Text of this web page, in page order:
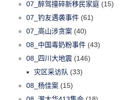
07_醉驾撞碎新移民家庭 (15)
07_钓友遇袭事件 (61)
07_高山涉贪案 (40)
08_中国毒奶粉事件 (43)
08_四川大地震 (146)
灾区采访队 (33)
08_杨佳案 (15)